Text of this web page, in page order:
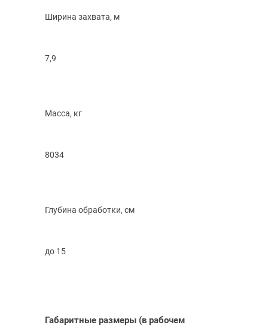
Ширина захвата, м
7,9
Масса, кг
8034
Глубина обработки, см
до 15
Габаритные размеры (в рабочем